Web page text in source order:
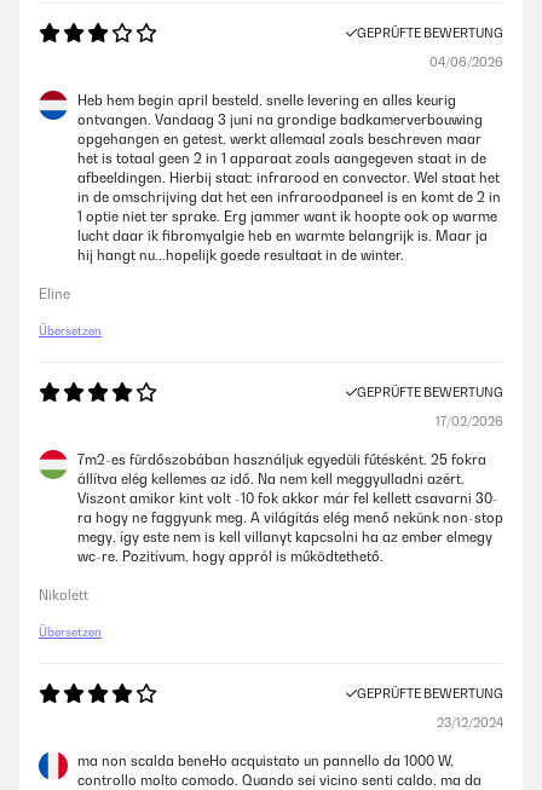
GEPRÜFTE BEWERTUNG
04/06/2026
Heb hem begin april besteld, snelle levering en alles keurig
ontvangen. Vandaag 3 juni na grondige badkamerverbouwing
opgehangen en getest, werkt allemaal zoals beschreven maar
het is totaal geen 2 in 1 apparaat zoals aangegeven staat in de
afbeeldingen. Hierbij staat: infrarood en convector. Wel staat het
in de omschrijving dat het een infraroodpaneel is en komt de 2 in
1 optie niet ter sprake. Erg jammer want ik hoopte ook op warme
lucht daar ik fibromyalgie heb en warmte belangrijk is. Maar ja
hij hangt nu...hopelijk goede resultaat in de winter.
Eline
Übersetzen
GEPRÜFTE BEWERTUNG
17/02/2026
7m2-es fürdőszobában használjuk egyedüli fűtésként. 25 fokra
állítva elég kellemes az idő. Na nem kell meggyulladni azért.
Viszont amikor kint volt -10 fok akkor már fel kellett csavarni 30-
ra hogy ne faggyunk meg. A világítás elég menő nekünk non-stop
megy, így este nem is kell villanyt kapcsolni ha az ember elmegy
wc-re. Pozitívum, hogy appról is működtethető.
Nikolett
Übersetzen
GEPRÜFTE BEWERTUNG
23/12/2024
ma non scalda beneHo acquistato un pannello da 1000 W,
controllo molto comodo. Quando sei vicino senti caldo, ma da